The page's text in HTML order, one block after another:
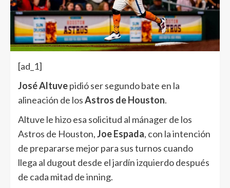
[ad_1]
José Altuvepidió ser segundo bate en la
alineación de losAstros de Houston.
Altuve le hizo esa solicitud al mánager de los
Astros de Houston,Joe Espada, con la intención
de prepararse mejor para sus turnos cuando
llega al dugout desde el jardín izquierdo después
de cada mitad de inning.